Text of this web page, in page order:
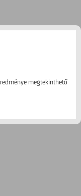
megtekinthető